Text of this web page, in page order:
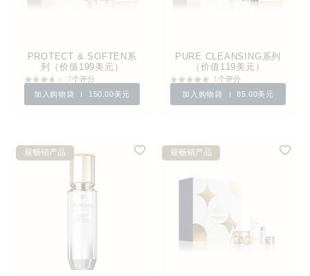
PROTECT & SOFTEN系
列（价值199美元）
7个评分
加入购物袋 150.00美元
PURE CLEANSING系列
（价值119美元）
1个评分
加入购物袋 85.00美元
最畅销产品 最畅销产品